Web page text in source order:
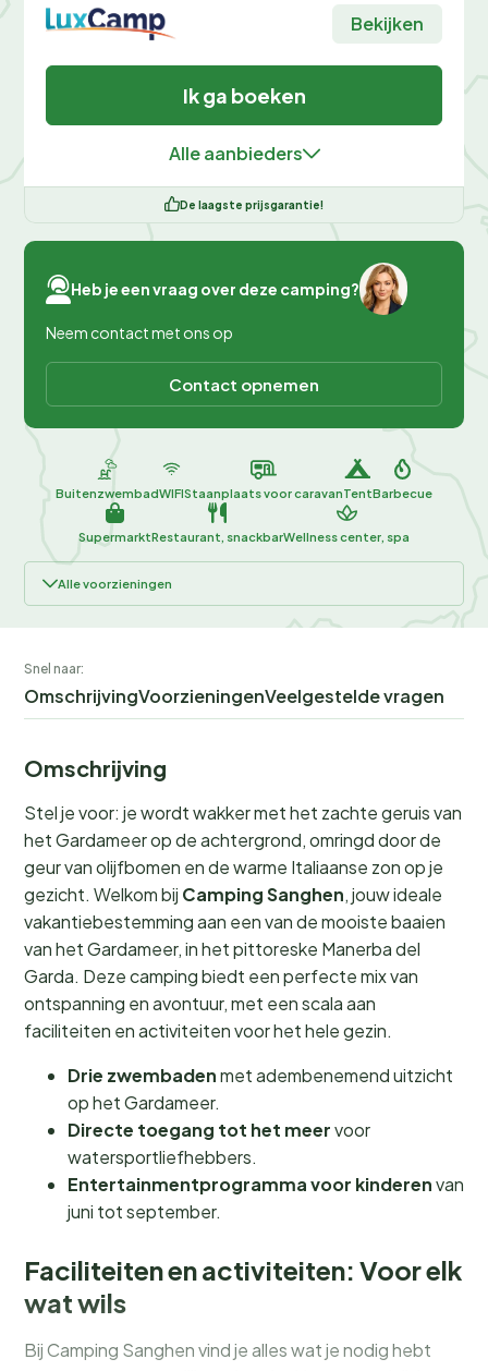
Bekijken
Ik ga boeken
Alle aanbieders
De laagste prijsgarantie!
Heb je een vraag over deze camping?
Neem contact met ons op
Contact opnemen
BuitenzwembadWIFIStaanplaats voor caravanTentBarbecue
SupermarktRestaurant, snackbarWellness center, spa
Alle voorzieningen
Snel naar:
OmschrijvingVoorzieningenVeelgestelde vragen
Omschrijving
Stel je voor: je wordt wakker met het zachte geruis van
het Gardameer op de achtergrond, omringd door de
geur van olijfbomen en de warme Italiaanse zon op je
gezicht. Welkom bij Camping Sanghen, jouw ideale
vakantiebestemming aan een van de mooiste baaien
van het Gardameer, in het pittoreske Manerba del
Garda. Deze camping biedt een perfecte mix van
ontspanning en avontuur, met een scala aan
faciliteiten en activiteiten voor het hele gezin.
Drie zwembadenmet adembenemend uitzicht
op het Gardameer.
Directe toegang tot het meervoor
watersportliefhebbers.
Entertainmentprogramma voor kinderenvan
juni tot september.
Faciliteiten en activiteiten: Voor elk
wat wils
Bij Camping Sanghen vind je alles wat je nodig hebt